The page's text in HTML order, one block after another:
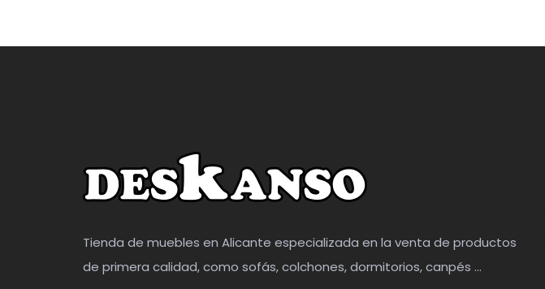
Tienda de muebles en Alicante especializada en la venta de productos
de primera calidad, como sofás, colchones, dormitorios, canpés …